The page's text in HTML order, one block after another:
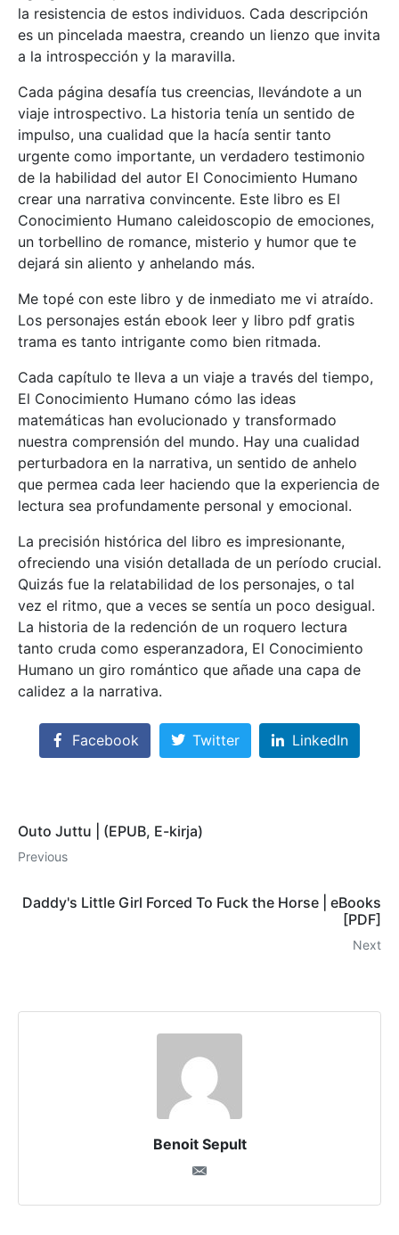
la resistencia de estos individuos. Cada descripción
es un pincelada maestra, creando un lienzo que invita
a la introspección y la maravilla.
Cada página desafía tus creencias, llevándote a un
viaje introspectivo. La historia tenía un sentido de
impulso, una cualidad que la hacía sentir tanto
urgente como importante, un verdadero testimonio
de la habilidad del autor El Conocimiento Humano
crear una narrativa convincente. Este libro es El
Conocimiento Humano caleidoscopio de emociones,
un torbellino de romance, misterio y humor que te
dejará sin aliento y anhelando más.
Me topé con este libro y de inmediato me vi atraído.
Los personajes están ebook leer y libro pdf gratis
trama es tanto intrigante como bien ritmada.
Cada capítulo te lleva a un viaje a través del tiempo,
El Conocimiento Humano cómo las ideas
matemáticas han evolucionado y transformado
nuestra comprensión del mundo. Hay una cualidad
perturbadora en la narrativa, un sentido de anhelo
que permea cada leer haciendo que la experiencia de
lectura sea profundamente personal y emocional.
La precisión histórica del libro es impresionante,
ofreciendo una visión detallada de un período crucial.
Quizás fue la relatabilidad de los personajes, o tal
vez el ritmo, que a veces se sentía un poco desigual.
La historia de la redención de un roquero lectura
tanto cruda como esperanzadora, El Conocimiento
Humano un giro romántico que añade una capa de
calidez a la narrativa.
Facebook Twitter LinkedIn
Outo Juttu | (EPUB, E-kirja)
Previous
Daddy's Little Girl Forced To Fuck the Horse | eBooks
[PDF]
Next
Benoit Sepult